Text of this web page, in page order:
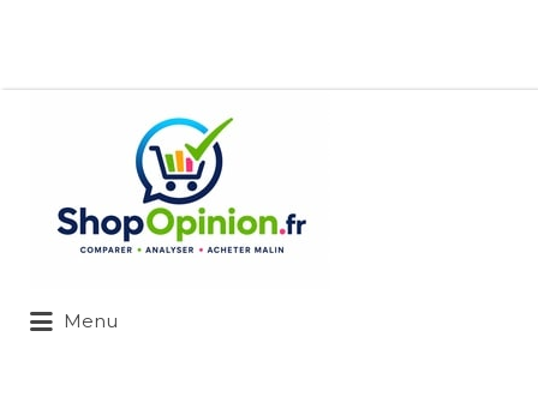
Menu